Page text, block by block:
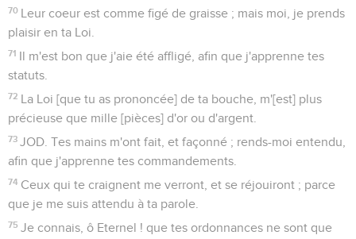
70 Leur coeur est comme figé de graisse ; mais moi, je prends
plaisir en ta Loi.
71 Il m'est bon que j'aie été affligé, afin que j'apprenne tes
statuts.
72 La Loi [que tu as prononcée] de ta bouche, m'[est] plus
précieuse que mille [pièces] d'or ou d'argent.
73 JOD. Tes mains m'ont fait, et façonné ; rends-moi entendu,
afin que j'apprenne tes commandements.
74 Ceux qui te craignent me verront, et se réjouiront ; parce
que je me suis attendu à ta parole.
75 Je connais, ô Eternel ! que tes ordonnances ne sont que